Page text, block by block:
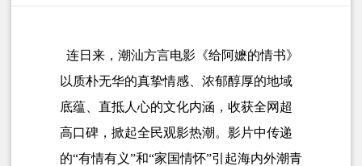
连日来，潮汕方言电影《给阿嬷的情书》
以质朴无华的真挚情感、浓郁醇厚的地域
底蕴、直抵人心的文化内涵，收获全网超
高口碑，掀起全民观影热潮。影片中传递
的“有情有义”和“家国情怀”引起海内外潮青